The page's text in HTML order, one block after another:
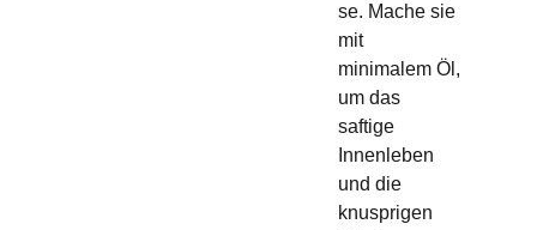
se. Mache sie
mit
minimalem Öl,
um das
saftige
Innenleben
und die
knusprigen